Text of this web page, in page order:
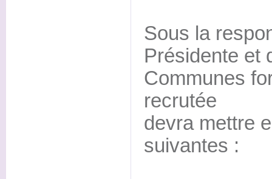
Sous la
Présidente et
Communes
recrutée
devra mettre
suivantes :